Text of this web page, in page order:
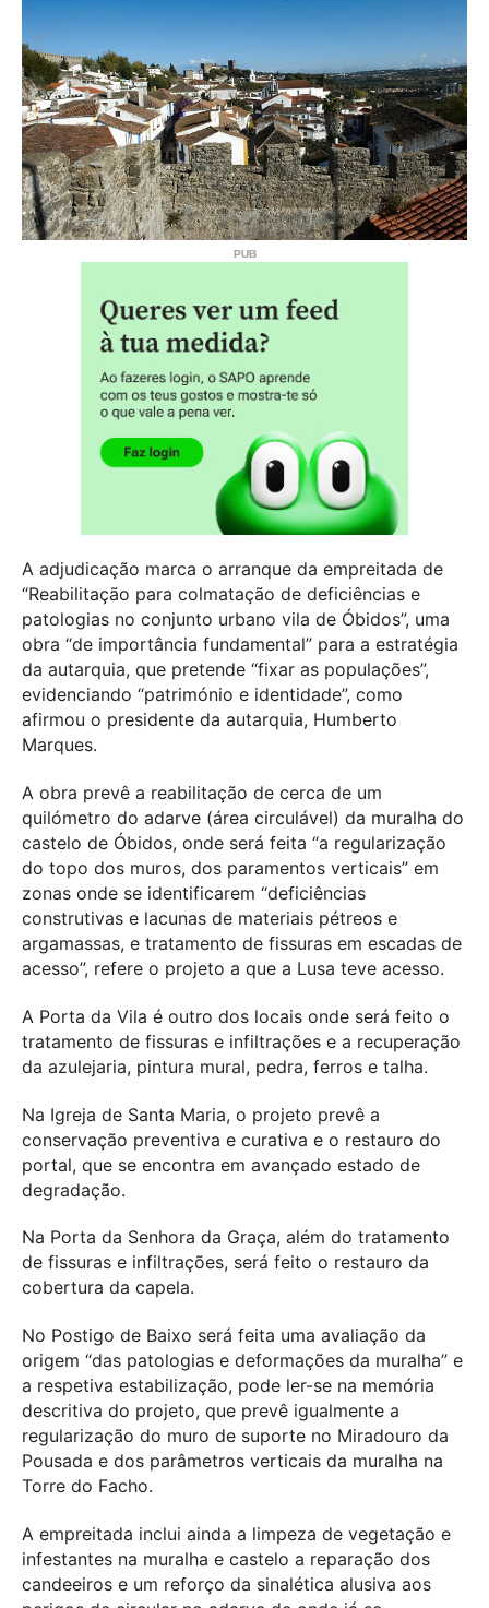
A adjudicação marca o arranque da empreitada de
“Reabilitação para colmatação de deficiências e
patologias no conjunto urbano vila de Óbidos”, uma
obra “de importância fundamental” para a estratégia
da autarquia, que pretende “fixar as populações”,
evidenciando “património e identidade”, como
afirmou o presidente da autarquia, Humberto
Marques.
A obra prevê a reabilitação de cerca de um
quilómetro do adarve (área circulável) da muralha do
castelo de Óbidos, onde será feita “a regularização
do topo dos muros, dos paramentos verticais” em
zonas onde se identificarem “deficiências
construtivas e lacunas de materiais pétreos e
argamassas, e tratamento de fissuras em escadas de
acesso”, refere o projeto a que a Lusa teve acesso.
A Porta da Vila é outro dos locais onde será feito o
tratamento de fissuras e infiltrações e a recuperação
da azulejaria, pintura mural, pedra, ferros e talha.
Na Igreja de Santa Maria, o projeto prevê a
conservação preventiva e curativa e o restauro do
portal, que se encontra em avançado estado de
degradação.
Na Porta da Senhora da Graça, além do tratamento
de fissuras e infiltrações, será feito o restauro da
cobertura da capela.
No Postigo de Baixo será feita uma avaliação da
origem “das patologias e deformações da muralha” e
a respetiva estabilização, pode ler-se na memória
descritiva do projeto, que prevê igualmente a
regularização do muro de suporte no Miradouro da
Pousada e dos parâmetros verticais da muralha na
Torre do Facho.
A empreitada inclui ainda a limpeza de vegetação e
infestantes na muralha e castelo a reparação dos
candeeiros e um reforço da sinalética alusiva aos